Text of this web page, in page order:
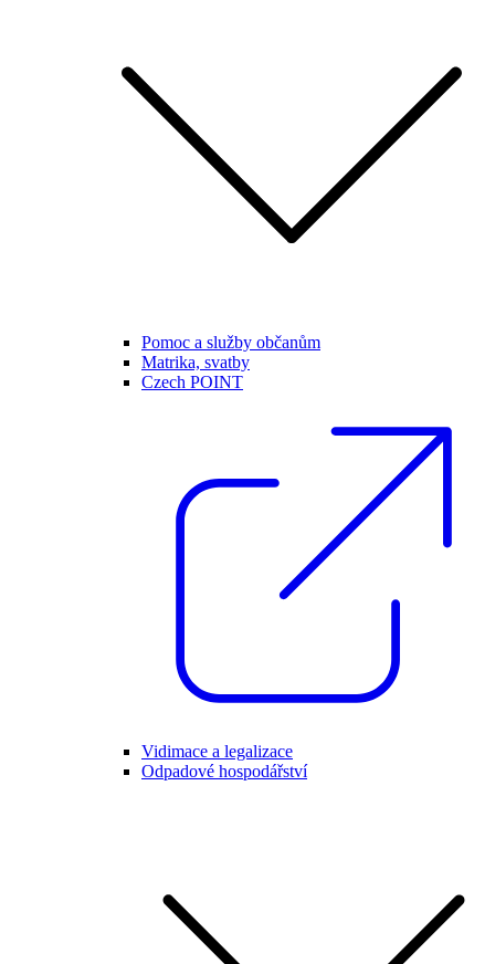
Pomoc a služby občanům
Matrika, svatby
Czech POINT
Vidimace a legalizace
Odpadové hospodářství